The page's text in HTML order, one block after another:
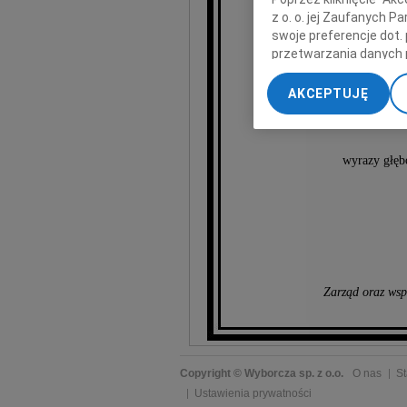
wyrazy
Zarząd oraz
Copyright © Wyborcza sp. z o.o. O nas
Ustawienia prywatności
z o. o. jej Zaufanych
swoje preferencje dot.
przetwarzania danych
„Ustawienia
My, nasi Zaufani
dokładnych danych
Przechowywanie
treści, badnie
AKCEPTUJĘ